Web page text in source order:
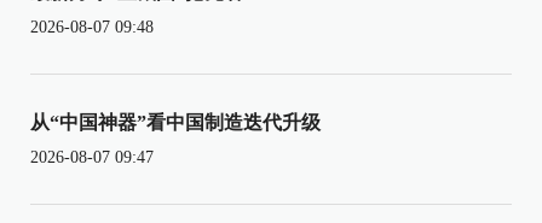
2026-08-07 09:48
从“中国神器”看中国制造迭代升级
2026-08-07 09:47